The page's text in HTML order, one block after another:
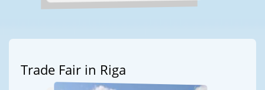
Trade Fair in Riga